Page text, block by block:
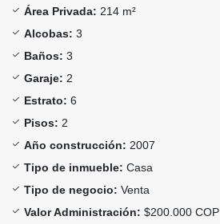
Área Privada: 214 m²
Alcobas: 3
Baños: 3
Garaje: 2
Estrato: 6
Pisos: 2
Año construcción: 2007
Tipo de inmueble: Casa
Tipo de negocio: Venta
Valor Administración: $200.000 COP